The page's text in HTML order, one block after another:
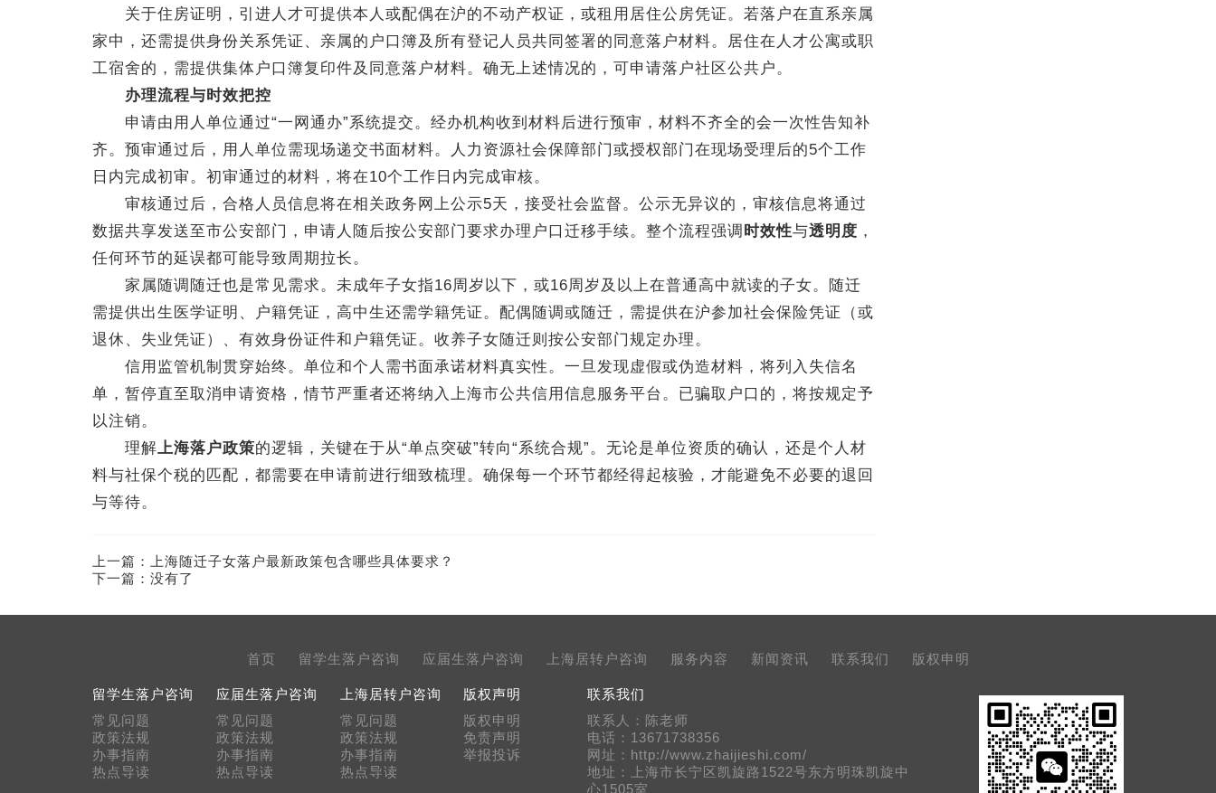
关于住房证明，引进人才可提供本人或配偶在沪的不动产权证，或租用居住公房凭证。若落户在直系亲属
家中，还需提供身份关系凭证、亲属的户口簿及所有登记人员共同签署的同意落户材料。居住在人才公寓或职
工宿舍的，需提供集体户口簿复印件及同意落户材料。确无上述情况的，可申请落户社区公共户。
办理流程与时效把控
申请由用人单位通过“一网通办”系统提交。经办机构收到材料后进行预审，材料不齐全的会一次性告知补
齐。预审通过后，用人单位需现场递交书面材料。人力资源社会保障部门或授权部门在现场受理后的5个工作
日内完成初审。初审通过的材料，将在10个工作日内完成审核。
审核通过后，合格人员信息将在相关政务网上公示5天，接受社会监督。公示无异议的，审核信息将通过
数据共享发送至市公安部门，申请人随后按公安部门要求办理户口迁移手续。整个流程强调 时效性与透明度 ，
任何环节的延误都可能导致周期拉长。
家属随调随迁也是常见需求。未成年子女指16周岁以下，或16周岁及以上在普通高中就读的子女。随迁
需提供出生医学证明、户籍凭证，高中生还需学籍凭证。配偶随调或随迁，需提供在沪参加社会保险凭证（或
退休、失业凭证）、有效身份证件和户籍凭证。收养子女随迁则按公安部门规定办理。
信用监管机制贯穿始终。单位和个人需书面承诺材料真实性。一旦发现虚假或伪造材料，将列入失信名
单，暂停直至取消申请资格，情节严重者还将纳入上海市公共信用信息服务平台。已骗取户口的，将按规定予
以注销。
理解上海落户政策的逻辑，关键在于从“单点突破”转向“系统合规”。无论是单位资质的确认，还是个人材
料与社保个税的匹配，都需要在申请前进行细致梳理。确保每一个环节都经得起核验，才能避免不必要的退回
与等待。
上一篇：
上海随迁子女落户最新政策包含哪些具体要求？
下一篇：没有了
首页 留学生落户咨询 应届生落户咨询 上海居转户咨询 服务内容 新闻资讯 联系我们 版权申明
留学生落户咨询
常见问题
政策法规
办事指南
热点导读
应届生落户咨询
常见问题
政策法规
办事指南
热点导读
上海居转户咨询
常见问题
政策法规
办事指南
热点导读
版权声明
版权申明
免责声明
举报投诉
联系我们
联系人：陈老师
电话：13671738356
网址：http://www.zhaijieshi.com/
地址：上海市长宁区凯旋路1522号东方明珠凯旋中
心1505室